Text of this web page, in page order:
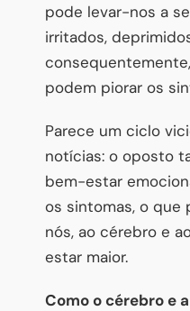
pode levar-nos a
irritados,
podem piorar os
Parece um ciclo
notícias: o oposto
bem-estar
os sintomas, o que
nós, ao cérebro e
estar maior.
Como o cérebro e